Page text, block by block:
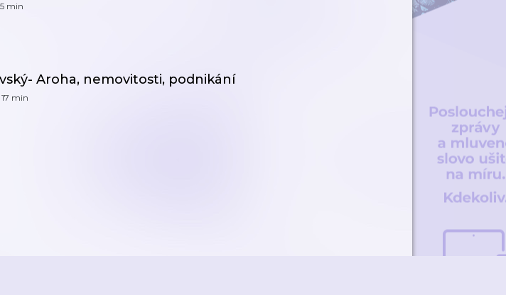
min
Aroha, nemovitosti, podnikání
17 min